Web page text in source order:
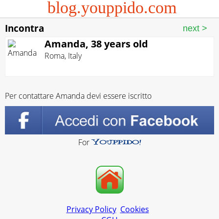
blog.youppido.com
Incontra
Amanda, 38 years old
Roma, Italy
Per contattare Amanda devi essere iscritto
For
Privacy Policy Cookies